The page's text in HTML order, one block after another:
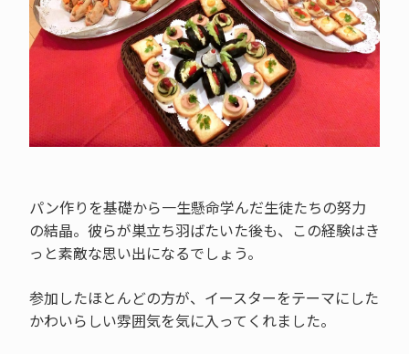
パン作りを基礎から一生懸命学んだ生徒たちの努力
の結晶。彼らが巣立ち羽ばたいた後も、この経験はき
っと素敵な思い出になるでしょう。
参加したほとんどの方が、イースターをテーマにした
かわいらしい雰囲気を気に入ってくれました。